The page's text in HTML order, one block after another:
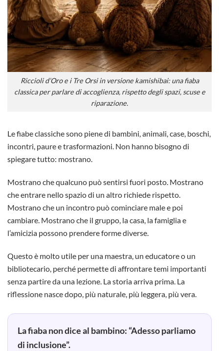
Riccioli d’Oro e i Tre Orsi in versione kamishibai: una fiaba
classica per parlare di accoglienza, rispetto degli spazi, scuse e
riparazione.
Le fiabe classiche sono piene di bambini, animali, case, boschi,
incontri, paure e trasformazioni. Non hanno bisogno di
spiegare tutto: mostrano.
Mostrano che qualcuno può sentirsi fuori posto. Mostrano
che entrare nello spazio di un altro richiede rispetto.
Mostrano che un incontro può cominciare male e poi
cambiare. Mostrano che il gruppo, la casa, la famiglia e
l’amicizia possono prendere forme diverse.
Questo è molto utile per una maestra, un educatore o un
bibliotecario, perché permette di affrontare temi importanti
senza partire da una lezione. La storia arriva prima. La
riflessione nasce dopo, più naturale, più leggera, più vera.
La fiaba non dice al bambino: “Adesso parliamo
di inclusione”.